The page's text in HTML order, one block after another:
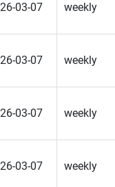
03-07 weekly
03-07 weekly
03-07 weekly
03-07 weekly